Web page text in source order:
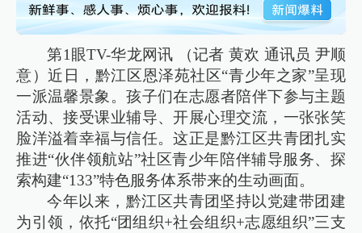
第1眼TV-华龙网讯 （记者 黄欢 通讯员 尹顺
意）近日，黔江区恩泽苑社区“青少年之家”呈现
一派温馨景象。孩子们在志愿者陪伴下参与主题
活动、接受课业辅导、开展心理交流，一张张笑
脸洋溢着幸福与信任。这正是黔江区共青团扎实
推进“伙伴领航站”社区青少年陪伴辅导服务、探
索构建“133”特色服务体系带来的生动画面。
今年以来，黔江区共青团坚持以党建带团建
为引领，依托“团组织+社会组织+志愿组织”三支